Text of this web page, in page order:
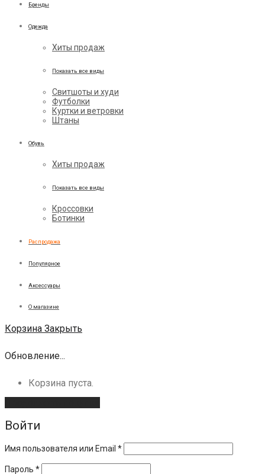
Бренды
Одежда
Хиты продаж
Показать все виды
Свитшоты и худи
Футболки
Куртки и ветровки
Штаны
Обувь
Хиты продаж
Показать все виды
Кроссовки
Ботинки
Распродажа
Популярное
Аксессуары
О магазине
Корзина Закрыть
Обновление...
Корзина пуста.
Войти
Имя пользователя или Email *
Пароль *